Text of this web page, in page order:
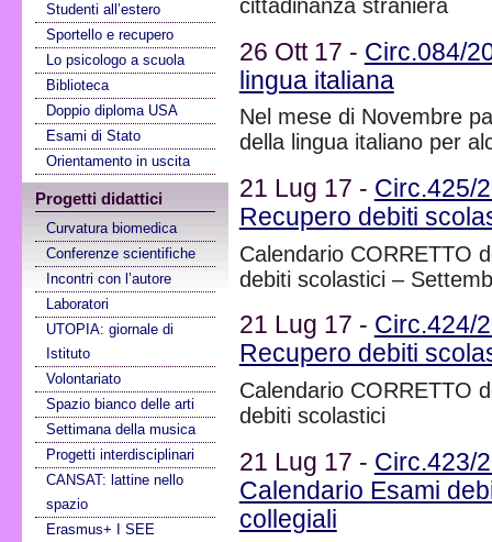
Studenti all’estero
Sportello e recupero
Lo psicologo a scuola
Biblioteca
Doppio diploma USA
Esami di Stato
Orientamento in uscita
Progetti didattici
Curvatura biomedica
Conferenze scientifiche
Incontri con l’autore
Laboratori
UTOPIA: giornale di
Istituto
Volontariato
Spazio bianco delle arti
Settimana della musica
Progetti interdisciplinari
CANSAT: lattine nello
spazio
Erasmus+ I SEE
cittadinanza straniera
26 Ott 17 - Circ.084/
lingua italiana
Nel mese di Novembre
della lingua italiano per
21 Lug 17 - Circ.425/
Recupero debiti
Calendario CORRETTO
debiti scolastici –
21 Lug 17 - Circ.424/
Recupero debiti
Calendario CORRETTO
debiti scolastici
21 Lug 17 - Circ.423/
Calendario Esami
collegiali